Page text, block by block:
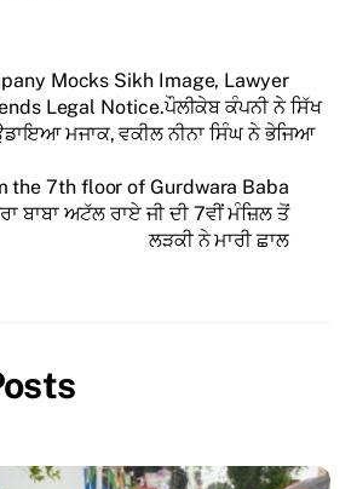
Mocks Sikh Image, Lawyer
Legal Notice.ਪੌਲੀਕੇਬ ਕੰਪਨੀ ਨੇ ਸਿੱਖ
ਮਜਾਕ, ਵਕੀਲ ਨੀਨਾ ਸਿੰਘ ਨੇ ਭੇਜਿਆ
the 7th floor of Gurdwara Baba
ਬਾਬਾ ਅਟੱਲ ਰਾਏ ਜੀ ਦੀ 7ਵੀਂ ਮੰਜ਼ਿਲ ਤੋਂ
ਲੜਕੀ ਨੇ ਮਾਰੀ ਛਾਲ